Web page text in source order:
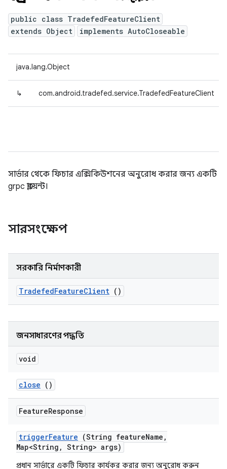
public class TradefedFeatureClient
extends Object
implements AutoCloseable
java.lang.Object
↳ com.android.tradefed.service.TradefedFeatureClient
সার্ভার থেকে ফিচার এক্সিকিউশনের অনুরোধ করার জন্য একটি
grpc ক্লায়েন্ট।
সারসংক্ষেপ
সরকারি নির্মাণকারী
TradefedFeatureClient ()
জনসাধারণের পদ্ধতি
void
close ()
FeatureResponse
triggerFeature (String featureName ,
Map<String , String> args)
প্রধান সার্ভারে একটি ফিচার কার্যকর করার জন্য অনুরোধ করুন